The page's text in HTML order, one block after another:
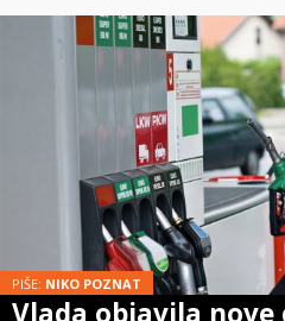
PIŠE: NIKO POZNAT
Vlada objavila nove